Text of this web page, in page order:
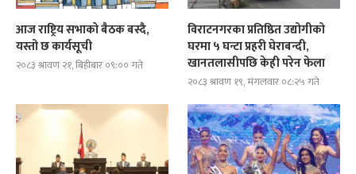
आज राष्ट्रिय सभाको बैठक बस्दै,
यस्तो छ कार्यसूची
२०८३ श्रावण २१, बिहीबार ०९:०० गते
विराटनगरका प्रतिष्ठित उद्योगीको
घरमा ५ घन्टा प्रहरी घेराबन्दी,
खानतलासीपछि केही परेन फेला
२०८३ श्रावण १९, मंगलवार ०८:२५ गते